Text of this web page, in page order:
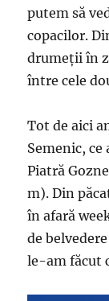
putem să
copacilor.
drumeții în
între cele
Tot de aici
Semenic, ce
Piatră
m). Din
în afară
de
le-am făcut